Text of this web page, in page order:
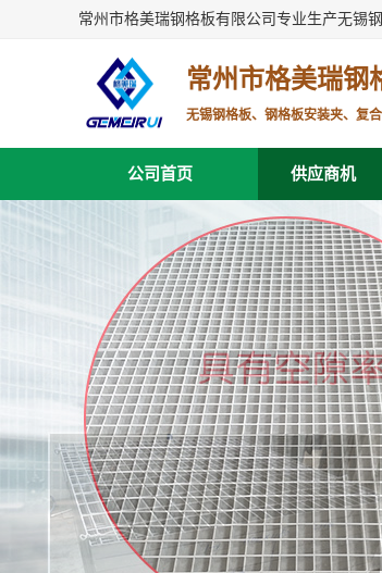
常州市格美瑞钢格板有限公司专业生产无锡
常州市格美瑞钢
无锡钢格板、钢格板安装夹、复
公司首页 供应商机